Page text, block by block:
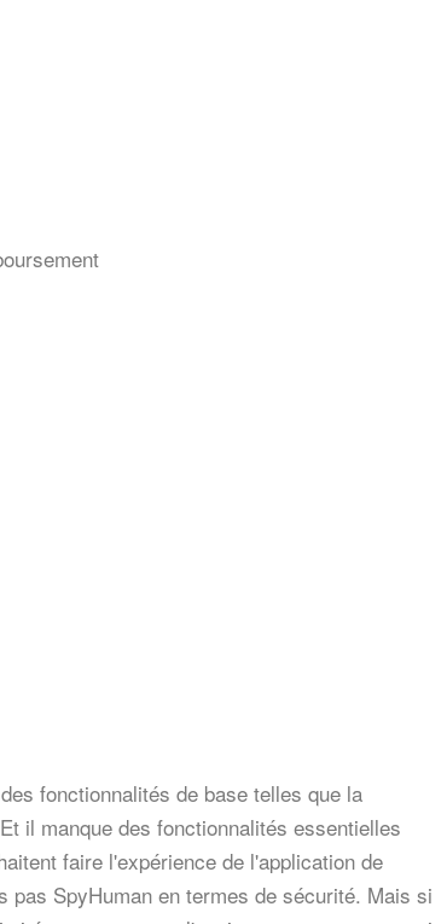
fonctionnalités de base telles que la
il manque des fonctionnalités essentielles
faire l'expérience de l'application de
pas SpyHuman en termes de sécurité. Mais si